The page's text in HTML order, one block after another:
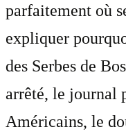
parfaitement où
expliquer
des Serbes de
arrêté, le journal
Américains, le